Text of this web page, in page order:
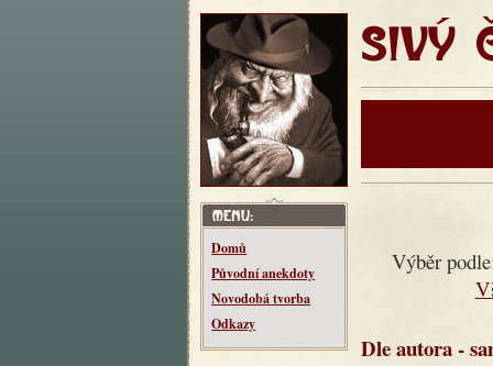
SIVÝ
Domů
Původní anekdoty
Novodobá tvorba
Odkazy
Výběr
Dle autora -